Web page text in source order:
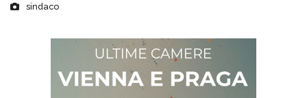
sindaco